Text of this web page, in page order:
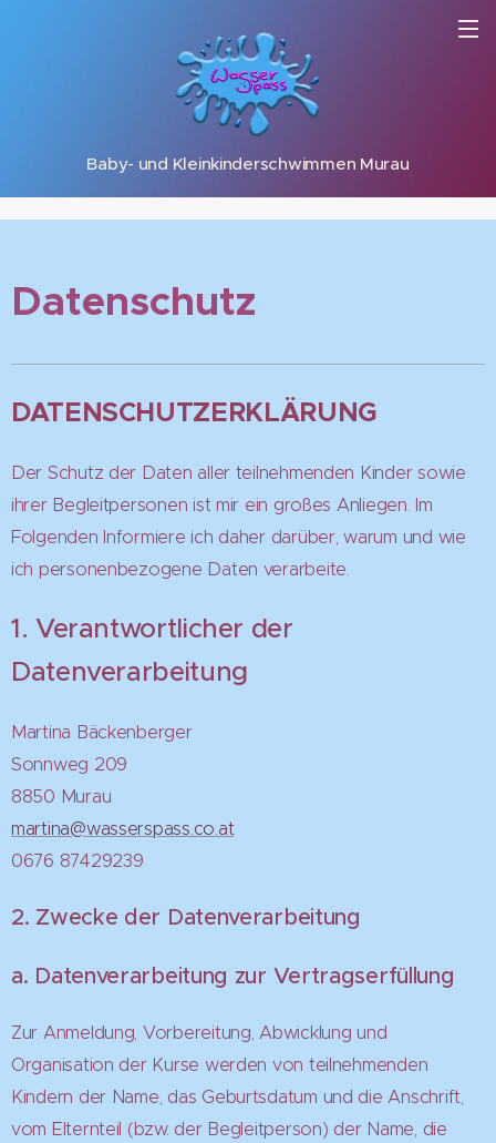
Baby- und Kleinkinderschwimmen Murau
Datenschutz
DATENSCHUTZERKLÄRUNG
Der Schutz der Daten aller teilnehmenden Kinder sowie
ihrer Begleitpersonen ist mir ein großes Anliegen. Im
Folgenden Informiere ich daher darüber, warum und wie
ich personenbezogene Daten verarbeite.
1. Verantwortlicher der
Datenverarbeitung
Martina Bäckenberger
Sonnweg 209
8850 Murau
martina@wasserspass.co.at
0676 87429239
2. Zwecke der Datenverarbeitung
a. Datenverarbeitung zur Vertragserfüllung
Zur Anmeldung, Vorbereitung, Abwicklung und
Organisation der Kurse werden von teilnehmenden
Kindern der Name, das Geburtsdatum und die Anschrift,
vom Elternteil (bzw. der Begleitperson) der Name, die